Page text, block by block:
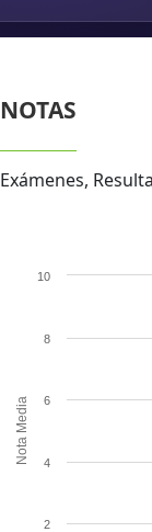
NOTAS
Exámenes,
Nota Media
2
4
6
8
10